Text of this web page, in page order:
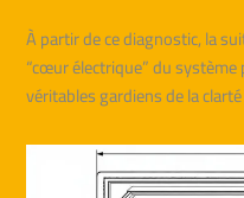
À partir de ce diagnostic, la
“cœur électrique” du
véritables gardiens de la